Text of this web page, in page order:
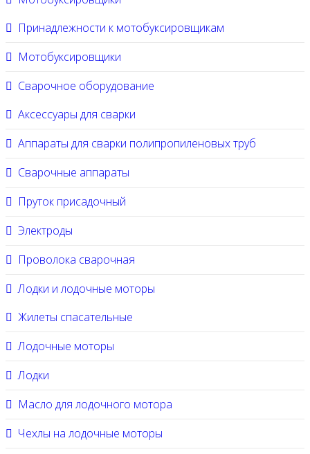
Принадлежности к мотобуксировщикам
Мотобуксировщики
Сварочное оборудование
Аксессуары для сварки
Аппараты для сварки полипропиленовых труб
Сварочные аппараты
Пруток присадочный
Электроды
Проволока сварочная
Лодки и лодочные моторы
Жилеты спасательные
Лодочные моторы
Лодки
Масло для лодочного мотора
Чехлы на лодочные моторы